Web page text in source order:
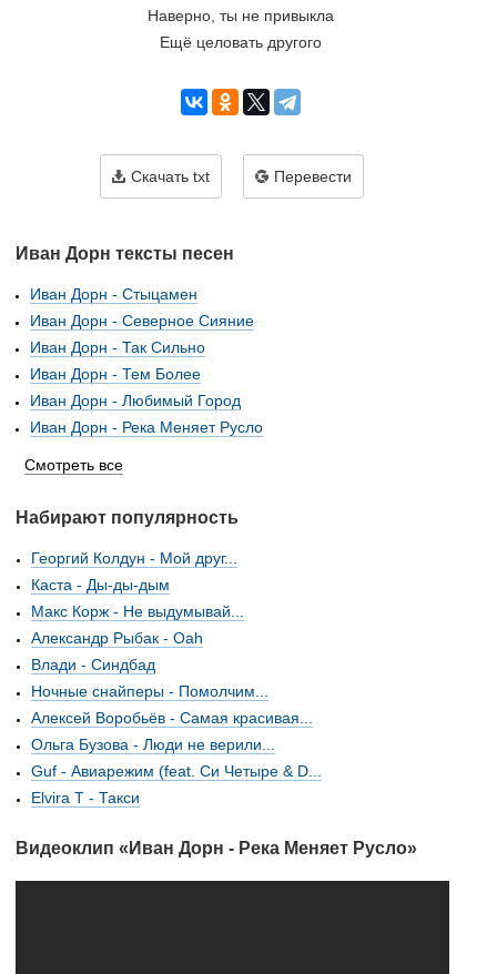
Наверно, ты не привыкла
Ещё целовать другого
Скачать txt Перевести
Иван Дорн тексты песен
Иван Дорн - Стыцамен
Иван Дорн - Северное Сияние
Иван Дорн - Так Сильно
Иван Дорн - Тем Более
Иван Дорн - Любимый Город
Иван Дорн - Река Меняет Русло
Смотреть все
Набирают популярность
Георгий Колдун - Мой друг...
Каста - Ды-ды-дым
Макс Корж - Не выдумывай...
Александр Рыбак - Oah
Влади - Синдбад
Ночные снайперы - Помолчим...
Алексей Воробьёв - Самая красивая...
Ольга Бузова - Люди не верили...
Guf - Авиарежим (feat. Си Четыре & D...
Elvira T - Такси
Видеоклип «Иван Дорн - Река Меняет Русло»